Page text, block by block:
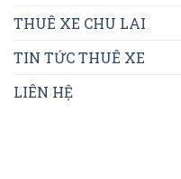
THUÊ XE CHU LAI
TIN TỨC THUÊ XE
LIÊN HỆ